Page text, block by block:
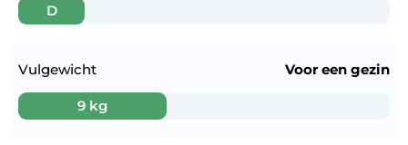
D
Vulgewicht
9 kg
Voor een gezin